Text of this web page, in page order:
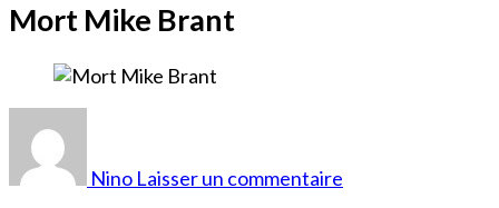
Mort Mike Brant
Nino Laisser un commentaire
Brant